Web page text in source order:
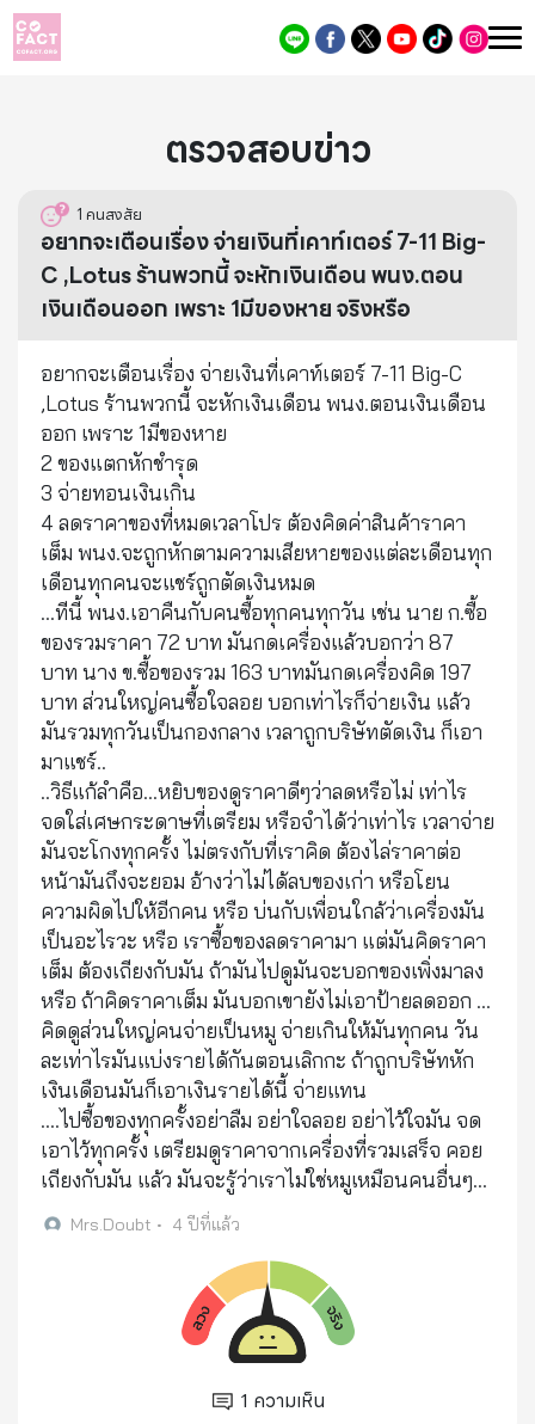
ตรวจสอบข่าว
1 คนสงสัย
อยากจะเตือนเรื่อง จ่ายเงินที่เคาท์เตอร์ 7-11 Big-
C ,Lotus ร้านพวกนี้ จะหักเงินเดือน พนง.ตอน
เงินเดือนออก เพราะ 1มีของหาย จริงหรือ
อยากจะเตือนเรื่อง จ่ายเงินที่เคาท์เตอร์ 7-11 Big-C
,Lotus ร้านพวกนี้ จะหักเงินเดือน พนง.ตอนเงินเดือน
ออก เพราะ 1มีของหาย
2 ของแตกหักชำรุด
3 จ่ายทอนเงินเกิน
4 ลดราคาของที่หมดเวลาโปร ต้องคิดค่าสินค้าราคา
เต็ม พนง.จะถูกหักตามความเสียหายของแต่ละเดือนทุก
เดือนทุกคนจะแชร์ถูกตัดเงินหมด
...ทีนี้ พนง.เอาคืนกับคนซื้อทุกคนทุกวัน เช่น นาย ก.ซื้อ
ของรวมราคา 72 บาท มันกดเครื่องแล้วบอกว่า 87
บาท นาง ข.ซื้อของรวม 163 บาทมันกดเครื่องคิด 197
บาท ส่วนใหญ่คนซื้อใจลอย บอกเท่าไรก็จ่ายเงิน แล้ว
มันรวมทุกวันเป็นกองกลาง เวลาถูกบริษัทตัดเงิน ก็เอา
มาแชร์..
..วิธีแก้ลำคือ...หยิบของดูราคาดีๆว่าลดหรือไม่ เท่าไร
จดใส่เศษกระดาษที่เตรียม หรือจำได้ว่าเท่าไร เวลาจ่าย
มันจะโกงทุกครั้ง ไม่ตรงกับที่เราคิด ต้องไล่ราคาต่อ
หน้ามันถึงจะยอม อ้างว่าไม่ได้ลบของเก่า หรือโยน
ความผิดไปให้อีกคน หรือ บ่นกับเพื่อนใกล้ว่าเครื่องมัน
เป็นอะไรวะ หรือ เราซื้อของลดราคามา แต่มันคิดราคา
เต็ม ต้องเถียงกับมัน ถ้ามันไปดูมันจะบอกของเพิ่งมาลง
หรือ ถ้าคิดราคาเต็ม มันบอกเขายังไม่เอาป้ายลดออก ...
คิดดูส่วนใหญ่คนจ่ายเป็นหมู จ่ายเกินให้มันทุกคน วัน
ละเท่าไรมันแบ่งรายได้กันตอนเลิกกะ ถ้าถูกบริษัทหัก
เงินเดือนมันก็เอาเงินรายได้นี้ จ่ายแทน
....ไปซื้อของทุกครั้งอย่าลืม อย่าใจลอย อย่าไว้ใจมัน จด
เอาไว้ทุกครั้ง เตรียมดูราคาจากเครื่องที่รวมเสร็จ คอย
เถียงกับมัน แล้ว มันจะรู้ว่าเราไม่ใช่หมูเหมือนคนอื่นๆ...
Mrs.Doubt • 4 ปีที่แล้ว
1 ความเห็น